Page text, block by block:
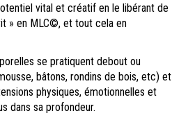
vital et créatif en le libérant de
» en MLC©, et tout cela en
se pratiquent debout ou
bâtons, rondins de bois, etc) et
physiques, émotionnelles et
dans sa profondeur.